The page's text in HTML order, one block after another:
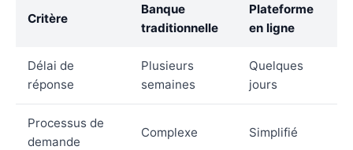
Critère
Banque
traditionnelle
Plateforme
en ligne
Délai de
réponse
Plusieurs
semaines
Quelques
jours
Processus de
demande
Complexe Simplifié